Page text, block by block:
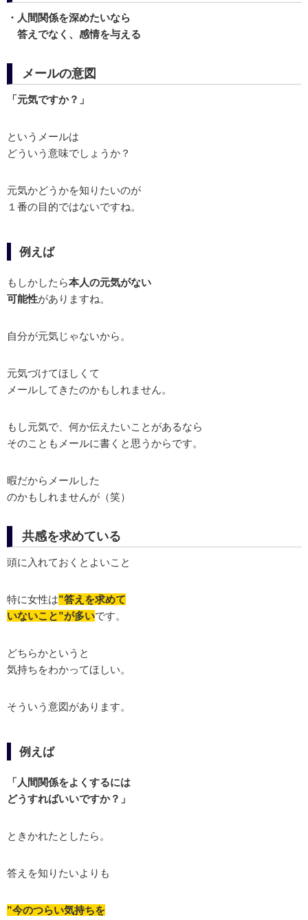
・人間関係を深めたいなら
答えでなく、感情を与える
メールの意図
「元気ですか？」
というメールは
どういう意味でしょうか？
元気かどうかを知りたいのが
１番の目的ではないですね。
例えば
もしかしたら本人の元気がない
可能性がありますね。
自分が元気じゃないから。
元気づけてほしくて
メールしてきたのかもしれません。
もし元気で、何か伝えたいことがあるなら
そのこともメールに書くと思うからです。
暇だからメールした
のかもしれませんが（笑）
共感を求めている
頭に入れておくとよいこと
特に女性は”答えを求めて
いないこと”が多いです。
どちらかというと
気持ちをわかってほしい。
そういう意図があります。
例えば
「人間関係をよくするには
どうすればいいですか？」
ときかれたとしたら。
答えを知りたいよりも
”今のつらい気持ちを